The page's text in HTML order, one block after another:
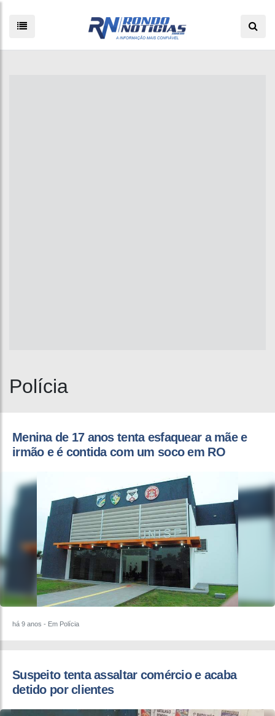
Polícia
Menina de 17 anos tenta esfaquear a mãe e
irmão e é contida com um soco em RO
há 9 anos - Em Polícia
Suspeito tenta assaltar comércio e acaba
detido por clientes